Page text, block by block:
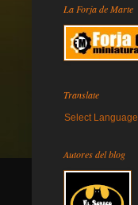
La Forja de Marte
Translate
Select Language
Autores del blog